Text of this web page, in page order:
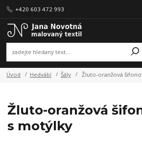
+420 603 472 993
Úvod Hedvábí Šály Žluto-oranžová
Žluto-oranžová
s motýlky